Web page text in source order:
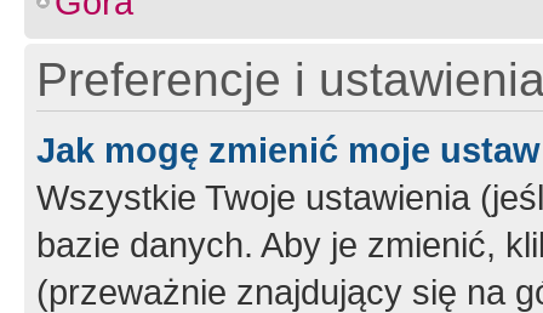
Preferencje i
Jak mogę zmienić moje
Wszystkie Twoje ustawienia
bazie danych. Aby je zmienić,
(przeważnie znajdujący się na